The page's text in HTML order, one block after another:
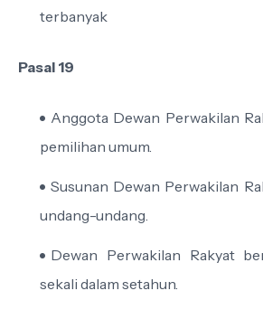
terbanyak
Pasal 19
Anggota Dewan Perwakilan
pemilihan umum.
Susunan Dewan Perwakilan
undang-undang.
Dewan Perwakilan Rakyat
sekali dalam setahun.